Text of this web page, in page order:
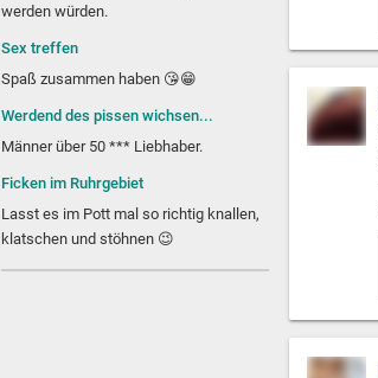
werden würden.
Sex treffen
Spaß zusammen haben 😘😁
Werdend des pissen wichsen...
Männer über 50 *** Liebhaber.
Ficken im Ruhrgebiet
Lasst es im Pott mal so richtig knallen,
klatschen und stöhnen 😉